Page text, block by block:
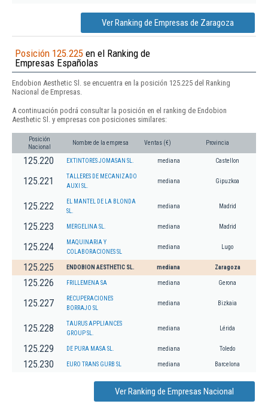
Ver Ranking de Empresas de Zaragoza
Posición 125.225 en el Ranking de
Empresas Españolas
Endobion Aesthetic Sl. se encuentra en la posición 125.225 del Ranking
Nacional de Empresas.
A continuación podrá consultar la posición en el ranking de Endobion
Aesthetic Sl. y empresas con posiciones similares:
Posición
Nacional
Nombre de la empresa Ventas (€) Provincia
125.220 EXTINTORES JOMASAN SL. mediana Castellon
125.221
TALLERES DE MECANIZADO
AUXI SL.
mediana Gipuzkoa
125.222
EL MANTEL DE LA BLONDA
SL.
mediana Madrid
125.223 MERGELINA SL. mediana Madrid
125.224
MAQUINARIA Y
COLABORACIONES SL
mediana Lugo
125.225 ENDOBION AESTHETIC SL. mediana Zaragoza
125.226 FRILLEMENA SA mediana Gerona
125.227
RECUPERACIONES
BORRAJO SL
mediana Bizkaia
125.228
TAURUS APPLIANCES
GROUP SL.
mediana Lérida
125.229 DE PURA MASA SL. mediana Toledo
125.230 EURO TRANS GURB SL mediana Barcelona
Ver Ranking de Empresas Nacional